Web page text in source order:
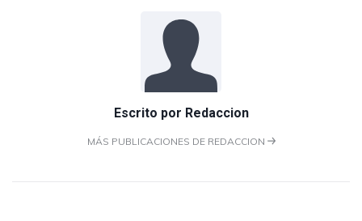
Escrito por Redaccion
MÁS PUBLICACIONES DE REDACCION